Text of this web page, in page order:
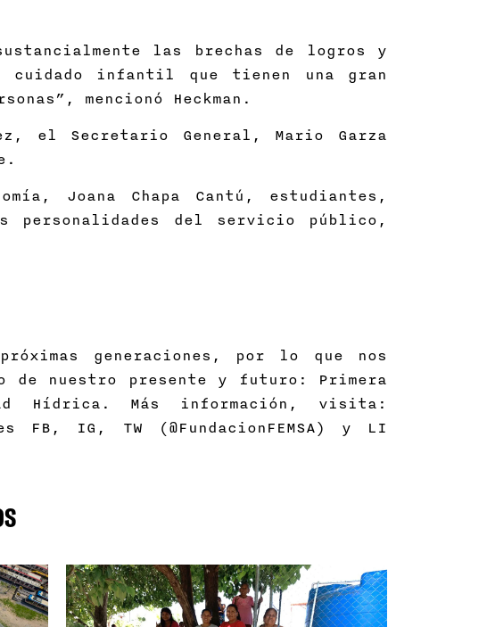
las brechas de logros y
cuidado infantil que tienen una gran
mencionó Heckman.
el Secretario General, Mario Garza
Joana Chapa Cantú, estudiantes,
personalidades del servicio público,
generaciones, por lo que nos
de nuestro presente y futuro: Primera
Hídrica. Más información, visita:
FB, IG, TW (@FundacionFEMSA) y LI